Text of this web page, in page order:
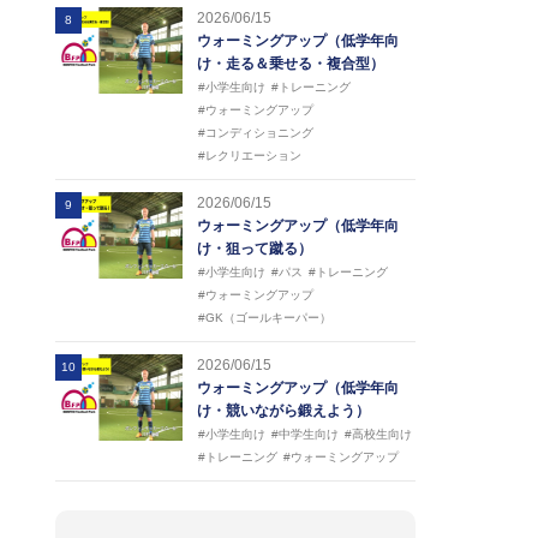
8
2026/06/15
ウォーミングアップ（低学年向
け・走る＆乗せる・複合型）
#小学生向け #トレーニング
#ウォーミングアップ
#コンディショニング
#レクリエーション
9
2026/06/15
ウォーミングアップ（低学年向
け・狙って蹴る）
#小学生向け #パス
#トレーニング
#ウォーミングアップ
#GK（ゴールキーパー）
10
2026/06/15
ウォーミングアップ（低学年向
け・競いながら鍛えよう）
#小学生向け #中学生向け #高校生向け
#トレーニング #ウォーミングアップ